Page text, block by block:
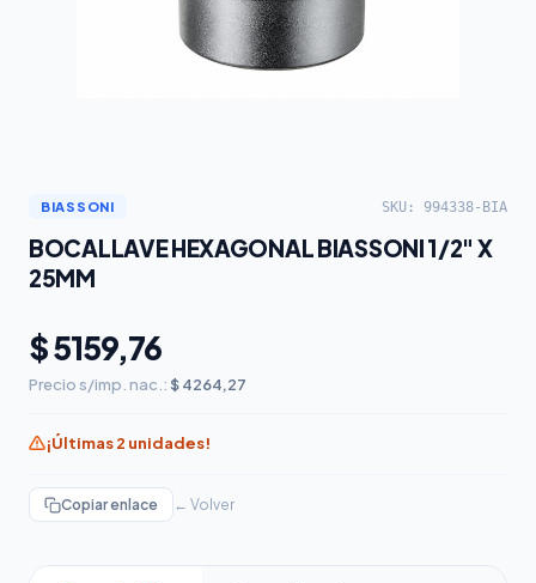
BIASSONI SKU: 994338-BIA
BOCALLAVE HEXAGONAL BIASSONI 1/2" X
25MM
$ 5159,76
Precio s/imp. nac.: $ 4264,27
¡Últimas 2 unidades!
Copiar enlace ← Volver